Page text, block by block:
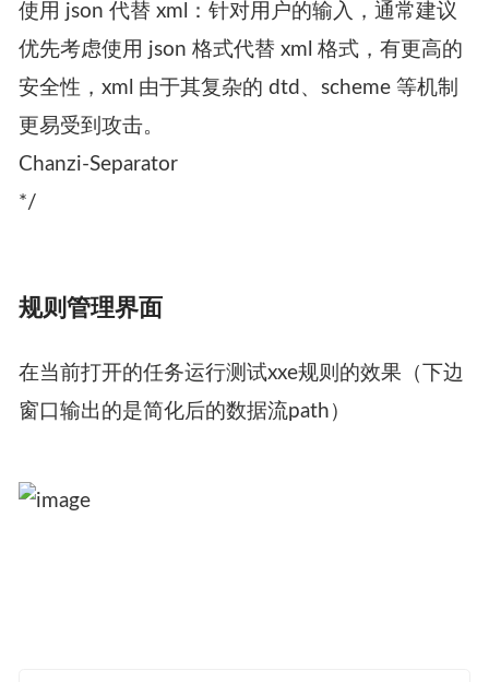
使用 json 代替 xml：针对用户的输入，通常建议
优先考虑使用 json 格式代替 xml 格式，有更高的
安全性，xml 由于其复杂的 dtd、scheme 等机制
更易受到攻击。
Chanzi-Separator
*/
规则管理界面
在当前打开的任务运行测试xxe规则的效果（下边
窗口输出的是简化后的数据流path）